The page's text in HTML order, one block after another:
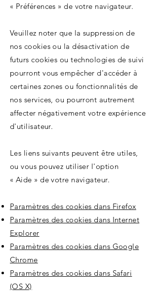
« Préférences » de votre navigateur.
Veuillez noter que la suppression de
nos cookies ou la désactivation de
futurs cookies ou technologies de suivi
pourront vous empêcher d'accéder à
certaines zones ou fonctionnalités de
nos services, ou pourront autrement
affecter négativement votre expérience
d'utilisateur.
Les liens suivants peuvent être utiles,
ou vous pouvez utiliser l'option
« Aide » de votre navigateur.
Paramètres des cookies dans Firefox
Paramètres des cookies dans Internet
Explorer
Paramètres des cookies dans Google
Chrome
Paramètres des cookies dans Safari
(OS X)